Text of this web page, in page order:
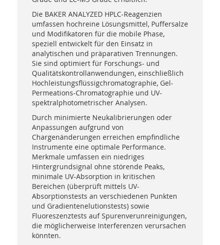
Die BAKER ANALYZED HPLC-Reagenzien
umfassen hochreine Lösungsmittel, Puffersalze
und Modifikatoren für die mobile Phase,
speziell entwickelt für den Einsatz in
analytischen und präparativen Trennungen.
Sie sind optimiert für Forschungs- und
Qualitätskontrollanwendungen, einschließlich
Hochleistungsflüssigchromatographie, Gel-
Permeations-Chromatographie und UV-
spektralphotometrischer Analysen.
Durch minimierte Neukalibrierungen oder
Anpassungen aufgrund von
Chargenänderungen erreichen empfindliche
Instrumente eine optimale Performance.
Merkmale umfassen ein niedriges
Hintergrundsignal ohne störende Peaks,
minimale UV-Absorption in kritischen
Bereichen (überprüft mittels UV-
Absorptionstests an verschiedenen Punkten
und Gradientenelutionstests) sowie
Fluoreszenztests auf Spurenverunreinigungen,
die möglicherweise Interferenzen verursachen
könnten.